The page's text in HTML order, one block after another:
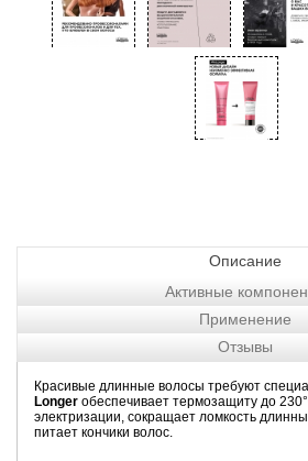
Описание
Активные
Применение
Отзывы
Красивые длинные волосы требуют
Longer обеспечивает термозащиту до
электризации, сокращает ломкость
питает кончики волос.